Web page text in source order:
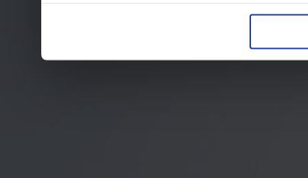
in der
finden die Erklärung in